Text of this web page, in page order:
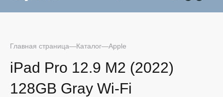
Главная страница Каталог Apple
iPad Pro 12.9 M2 (2022)
128GB Gray Wi-Fi